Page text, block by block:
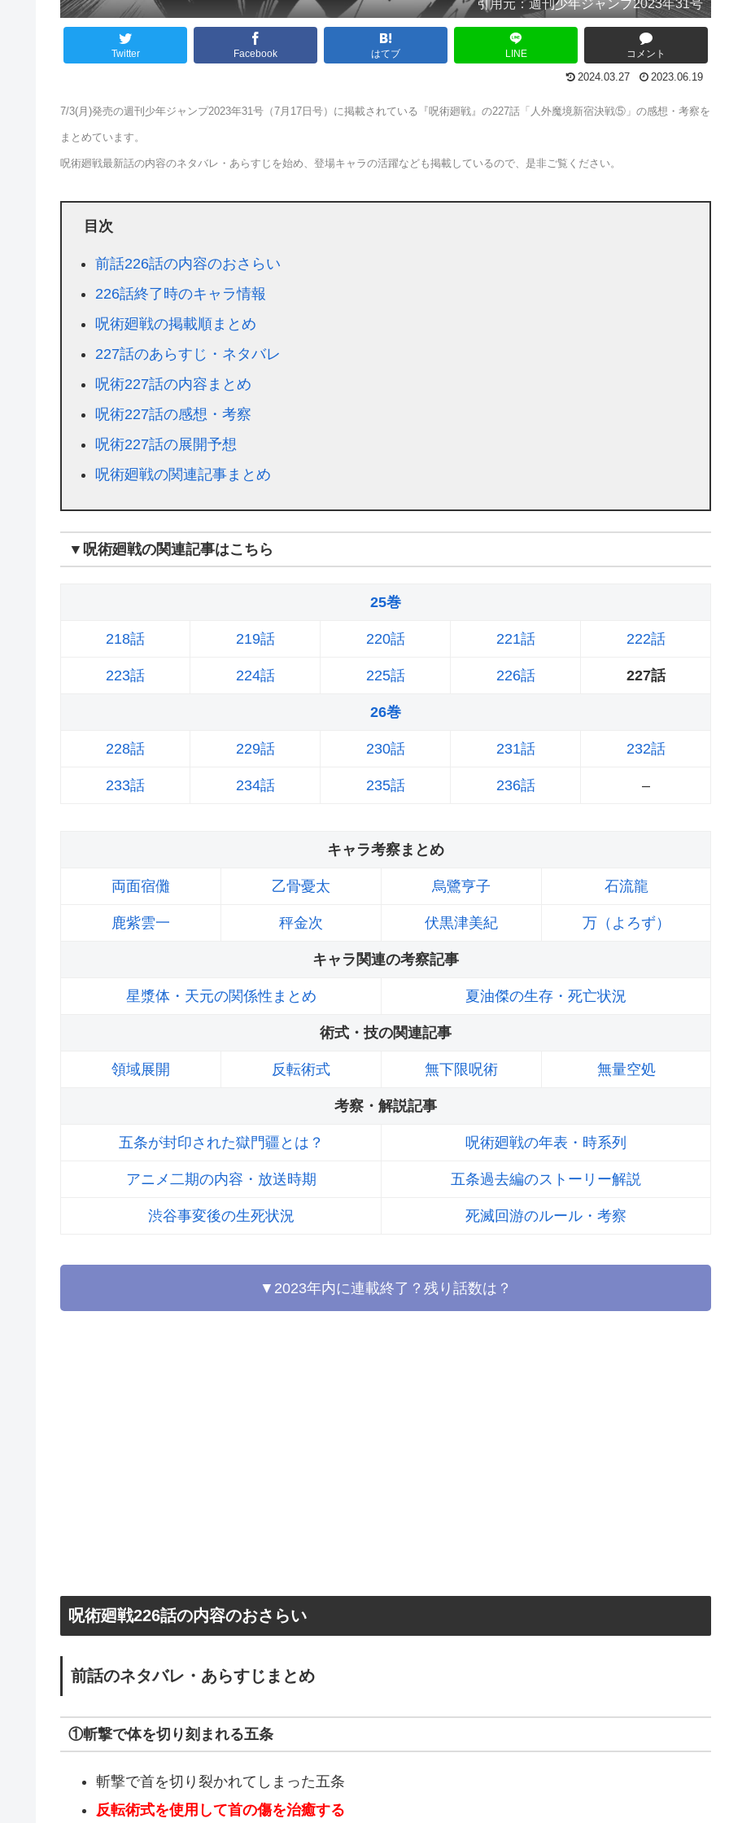
引用元：週刊少年ジャンプ2023年31号
Twitter Facebook はてブ LINE コメント
2024.03.27 2023.06.19
7/3(月)発売の週刊少年ジャンプ2023年31号（7月17日号）に掲載されている『呪術廻戦』の227話「人外魔境新宿決戦⑤」の感想・考察を
まとめています。
呪術廻戦最新話の内容のネタバレ・あらすじを始め、登場キャラの活躍なども掲載しているので、是非ご覧ください。
目次
前話226話の内容のおさらい
226話終了時のキャラ情報
呪術廻戦の掲載順まとめ
227話のあらすじ・ネタバレ
呪術227話の内容まとめ
呪術227話の感想・考察
呪術227話の展開予想
呪術廻戦の関連記事まとめ
▼呪術廻戦の関連記事はこちら
25巻
218話 219話 220話 221話 222話
223話 224話 225話 226話 227話
26巻
228話 229話 230話 231話 232話
233話 234話 235話 236話 –
キャラ考察まとめ
両面宿儺 乙骨憂太 烏鷺亨子 石流龍
鹿紫雲一 秤金次 伏黒津美紀 万（よろず）
キャラ関連の考察記事
星漿体・天元の関係性まとめ 夏油傑の生存・死亡状況
術式・技の関連記事
領域展開 反転術式 無下限呪術 無量空処
考察・解説記事
五条が封印された獄門疆とは？ 呪術廻戦の年表・時系列
アニメ二期の内容・放送時期 五条過去編のストーリー解説
渋谷事変後の生死状況 死滅回游のルール・考察
▼2023年内に連載終了？残り話数は？
呪術廻戦226話の内容のおさらい
前話のネタバレ・あらすじまとめ
①斬撃で体を切り刻まれる五条
斬撃で首を切り裂かれてしまった五条
反転術式を使用して首の傷を治癒する